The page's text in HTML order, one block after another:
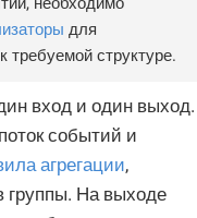
для
требуемой структуре.
вход и один выход.
событий и
агрегации,
группы. На выходе